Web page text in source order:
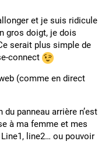
et je suis ridicule
gros doigt, je dois
serait plus simple de
connect
(comme en direct
panneau arrière n’est
à ma femme et mes
line2… ou pouvoir